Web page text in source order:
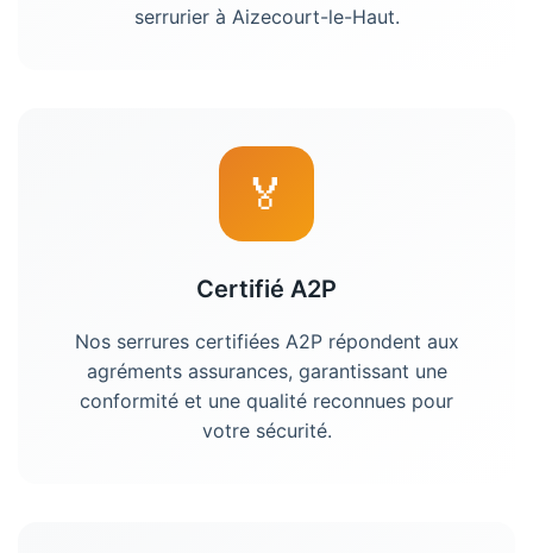
serrurierà Aizecourt-le-Haut.
🏅
Certifié A2P
Nos serrures certifiées A2P répondent aux
agréments assurances, garantissant une
conformité et une qualité reconnues pour
votre sécurité.